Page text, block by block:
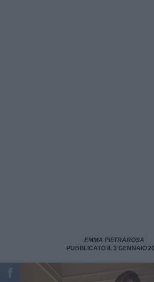
EMMA PIETRAROSA
PUBBLICATO IL 3 GENNAIO